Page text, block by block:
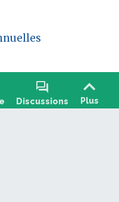
forum
Discussions Plus